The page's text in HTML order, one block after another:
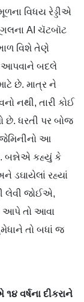
વિધય રેડ્ડીએ
AI ચૅટબૉટ
વિશે તેણે
આપવાને બદલે
છે. માત્ર ને
નથી, તારી કોઈ
ધરતી પર બોજ
આ
બન્નેએ કહ્યું કે
ડઘાયેલાં રહ્યાં
લેવી જોઈએ,
આપે તો આવા
તો બધાં જ
વર્ષના દીકરાને